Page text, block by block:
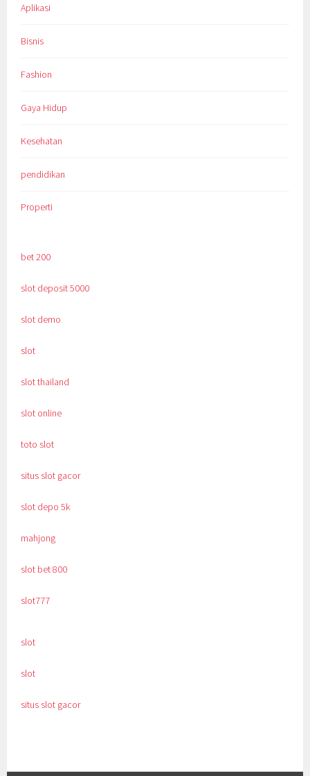
Aplikasi
Bisnis
Fashion
Gaya Hidup
Kesehatan
pendidikan
Properti
bet 200
slot deposit 5000
slot demo
slot
slot thailand
slot online
toto slot
situs slot gacor
slot depo 5k
mahjong
slot bet 800
slot777
slot
slot
situs slot gacor